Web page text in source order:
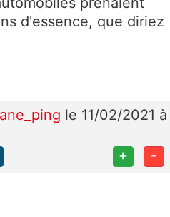
d'essence, que diriez
le 11/02/2021 à
+ -